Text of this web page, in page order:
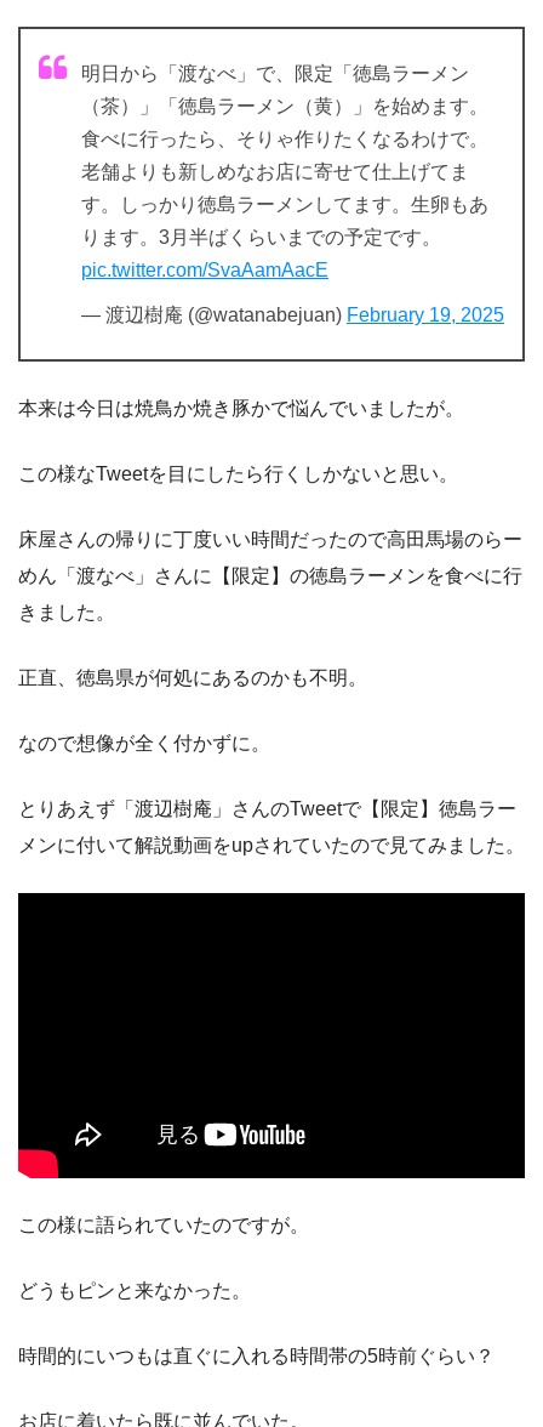
明日から「渡なべ」で、限定「徳島ラーメン
（茶）」「徳島ラーメン（黄）」を始めます。
食べに行ったら、そりゃ作りたくなるわけで。
老舗よりも新しめなお店に寄せて仕上げてま
す。しっかり徳島ラーメンしてます。生卵もあ
ります。3月半ばくらいまでの予定です。
pic.twitter.com/SvaAamAacE
— 渡辺樹庵 (@watanabejuan) February 19, 2025
本来は今日は焼鳥か焼き豚かで悩んでいましたが。
この様なTweetを目にしたら行くしかないと思い。
床屋さんの帰りに丁度いい時間だったので高田馬場のらー
めん「渡なべ」さんに【限定】の徳島ラーメンを食べに行
きました。
正直、徳島県が何処にあるのかも不明。
なので想像が全く付かずに。
とりあえず「渡辺樹庵」さんのTweetで【限定】徳島ラー
メンに付いて解説動画をupされていたので見てみました。
この様に語られていたのですが。
どうもピンと来なかった。
時間的にいつもは直ぐに入れる時間帯の5時前ぐらい？
お店に着いたら既に並んでいた。